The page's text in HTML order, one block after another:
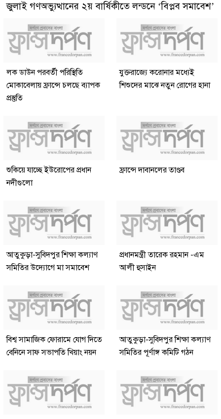
জুলাই গণঅভ্যুত্থানের ২য় বার্ষিকীতে লন্ডনে ‘বিপ্লব সমাবেশ’
লক ডাউন পরবর্তী পরিস্থিতি
মোকাবেলায় ফ্রান্সে চলছে ব্যাপক
প্রস্তুতি
যুক্তরাজ্যে করোনার মধ্যেই
শিশুদের মাঝে নতুন রোগের হানা
শুকিয়ে যাচ্ছে ইউরোপের প্রধান
নদীগুলো
ফ্রান্সে দাবানলের তাণ্ডব
আতুকুড়া-সুবিদপুর শিক্ষা কল্যাণ
সমিতির উদ্যোগে মা সমাবেশ
প্রধানমন্ত্রী তারেক রহমান -এম
আলী হুসাইন
বিশ্ব সামাজিক ফোরামে যোগ দিতে
বেনিনে সাফ সভাপতি খিয়াং নয়ন
আতুকুড়া-সুবিদপুর শিক্ষা কল্যাণ
সমিতির পূর্ণাঙ্গ কমিটি গঠন